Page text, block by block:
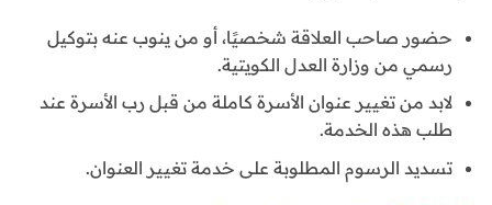
حضور صاحب العلاقة شخصيًا، أو من ينوب عنه بتوكيل
رسمي من وزارة العدل الكويتية.
لابد من تغيير عنوان الأسرة كاملة من قبل رب الأسرة عند
طلب هذه الخدمة.
تسديد الرسوم المطلوبة على خدمة تغيير العنوان.